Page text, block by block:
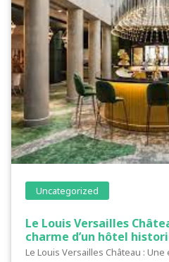
Uncategorized
Le Louis Versailles
charme d’un hôtel
Le Louis Versailles Château :